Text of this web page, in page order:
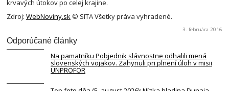
krvavých útokov po celej krajine.
Zdroj: WebNoviny.sk © SITA Všetky práva vyhradené.
3. februára 2016
Odporúčané články
Na pamätníku Pobjednik slávnostne odhalili mená
slovenských vojakov. Zahynuli pri plnení úloh v misii
UNPROFOR